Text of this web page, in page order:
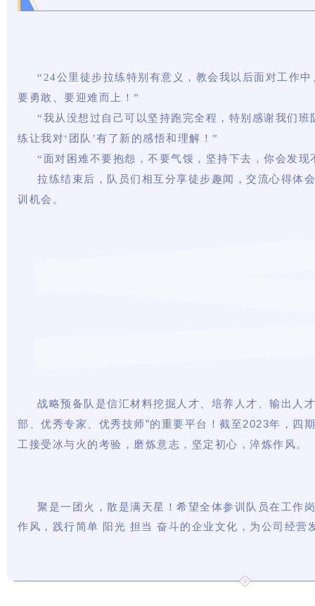
“24公里徒步拉练特别有意义，教会我以后面对工作
要勇敢、要迎难而上！ ”
“我从没想过自己可以坚持跑完全程，特别感谢我们
练让我对‘团队 ’有了新的感悟和理解！”
“面对困难不要抱怨，不要气馁，坚持下去，你会发现
拉练结束后，队员们相互分享徒步趣闻，交流心得体
训机会。
战略预备队是信汇材料挖掘人才、培养人才、输出人
部、优秀专家、优秀技师”的重要平台！截至2023年，四
工接受冰与火的考验，磨炼意志，坚定初心，淬炼作风。
聚是一团火，散是满天星！希望全体参训队员在工作
作风，践行简单 阳光 担当 奋斗的企业文化，为公司经营